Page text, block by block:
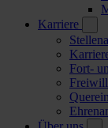
Karriere
Fort-